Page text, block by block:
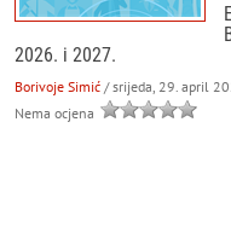
2026. i 2027.
Borivoje Simić / srijeda, 29. april
Nema ocjena